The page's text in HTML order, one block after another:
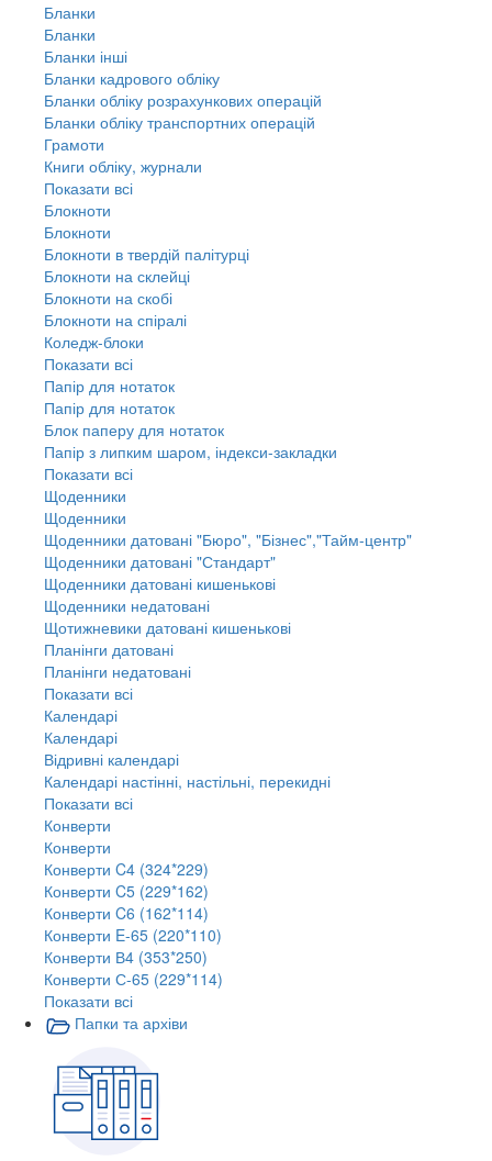
Бланки
Бланки
Бланки інші
Бланки кадрового обліку
Бланки обліку розрахункових операцій
Бланки обліку транспортних операцій
Грамоти
Книги обліку, журнали
Показати всі
Блокноти
Блокноти
Блокноти в твердій палітурці
Блокноти на склейці
Блокноти на скобі
Блокноти на спіралі
Коледж-блоки
Показати всі
Папір для нотаток
Папір для нотаток
Блок паперу для нотаток
Папір з липким шаром, індекси-закладки
Показати всі
Щоденники
Щоденники
Щоденники датовані "Бюро", "Бізнес","Тайм-центр"
Щоденники датовані "Стандарт"
Щоденники датовані кишенькові
Щоденники недатовані
Щотижневики датовані кишенькові
Планінги датовані
Планінги недатовані
Показати всі
Календарі
Календарі
Відривні календарі
Календарі настінні, настільні, перекидні
Показати всі
Конверти
Конверти
Конверти C4 (324*229)
Конверти C5 (229*162)
Конверти C6 (162*114)
Конверти E-65 (220*110)
Конверти В4 (353*250)
Конверти С-65 (229*114)
Показати всі
Папки та архіви